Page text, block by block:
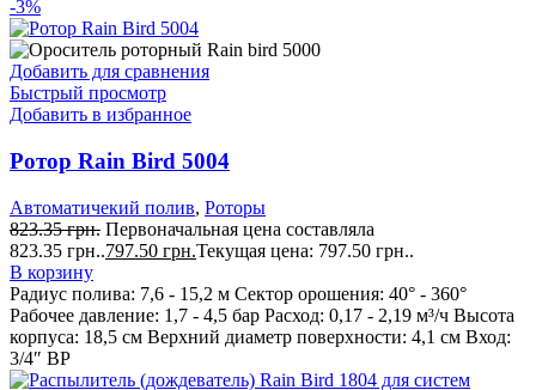
-3%
Добавить для сравнения
Быстрый просмотр
Добавить в избранное
Ротор Rain Bird 5004
Автоматичекий полив, Роторы
823.35грн. Первоначальная цена составляла
823.35 грн..797.50 грн.Текущая цена: 797.50 грн..
В корзину
Радиус полива: 7,6 - 15,2 м Сектор орошения: 40° - 360°
Рабочее давление: 1,7 - 4,5 бар Расход: 0,17 - 2,19 м³/ч Высота
корпуса: 18,5 см Верхний диаметр поверхности: 4,1 см Вход:
3/4″ ВР